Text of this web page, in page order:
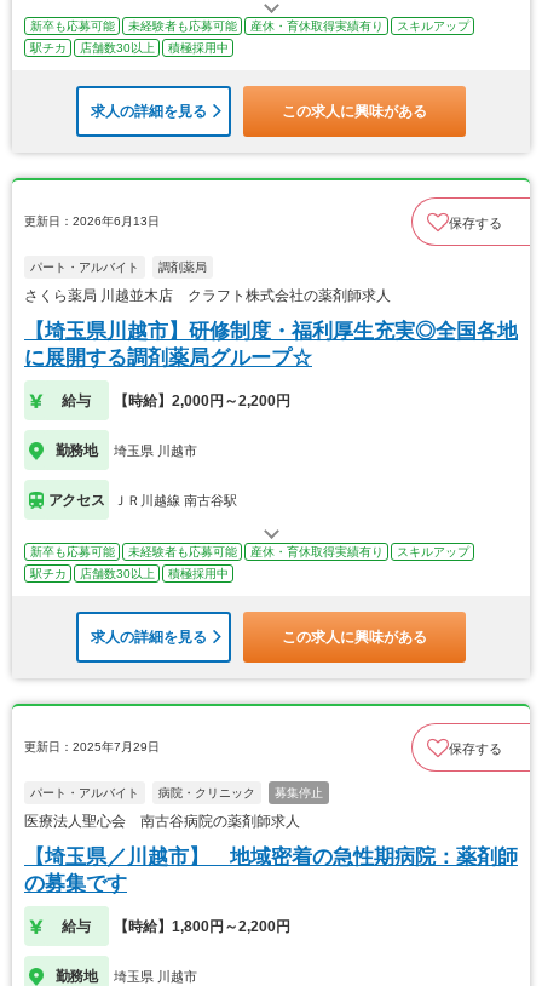
新卒も応募可能 未経験者も応募可能 産休・育休取得実績有り
スキルアップ
駅チカ
店舗数30以上 積極採用中
求人の詳細を見る この求人に興味がある
更新日：2026年6月13日 保存する
パート・アルバイト 調剤薬局
さくら薬局 川越並木店 クラフト株式会社の薬剤師求人
【埼玉県川越市】研修制度・福利厚生充実◎全国各地
に展開する調剤薬局グループ☆
給与 【時給】2,000円～2,200円
勤務地 埼玉県 川越市
アクセス ＪＲ川越線 南古谷駅
新卒も応募可能 未経験者も応募可能 産休・育休取得実績有り
スキルアップ
駅チカ
店舗数30以上 積極採用中
求人の詳細を見る この求人に興味がある
更新日：2025年7月29日 保存する
パート・アルバイト 病院・クリニック 募集停止
医療法人聖心会 南古谷病院の薬剤師求人
【埼玉県／川越市】 地域密着の急性期病院：薬剤師
の募集です
給与 【時給】1,800円～2,200円
勤務地 埼玉県 川越市